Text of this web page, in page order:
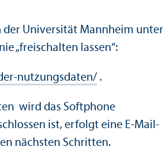
Universität Mannheim unter
„freischalten lassen“:
nutzungsdaten/ .
wird das Softphone
ist, erfolgt eine E-Mail-
nächsten Schritten.